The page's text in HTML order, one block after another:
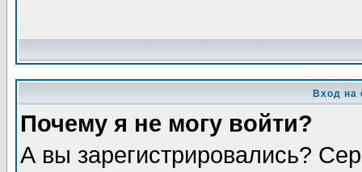
Вход на
Почему я не могу войти?
А вы зарегистрировались?